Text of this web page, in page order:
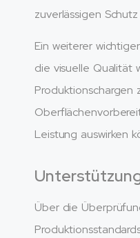
zuverlässigen
Ein weiterer
die visuelle Qualität
Produktionschargen
Leistung auswirken
Über die